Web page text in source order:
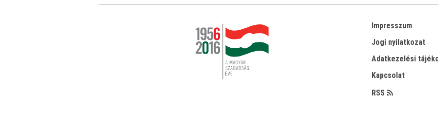
Impresszum
Jogi nyilatkozat
Adatkezelési
Kapcsolat
RSS